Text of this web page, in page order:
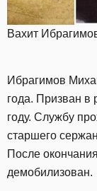
Вахит
Ибрагимов
года. Призван
году. Службу
старшего
После
демобилизован.